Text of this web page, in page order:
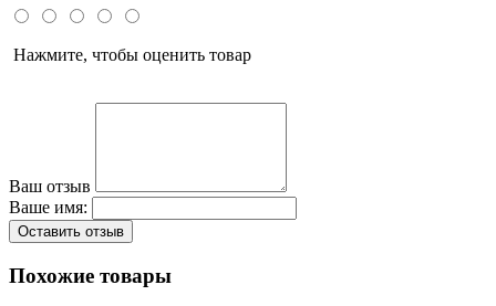
Нажмите, чтобы оценить товар
Ваш отзыв
Ваше имя:
Оставить отзыв
Похожие товары